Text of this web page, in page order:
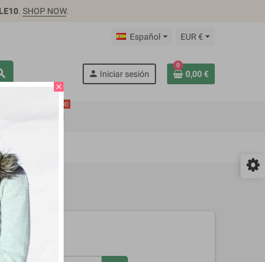
. SHOP NOW.
Español EUR €
person Iniciar sesión
0
0,00 €
FEATURES
PRO
close